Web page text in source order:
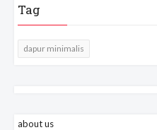
Tag
dapur minimalis
about us